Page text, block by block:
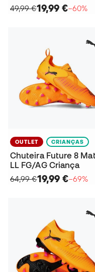
49,99 €19,99 €−60%
OUTLET CRIANÇAS
Chuteira Future 8
LL FG/AG Criança
64,99 €19,99 €−69%